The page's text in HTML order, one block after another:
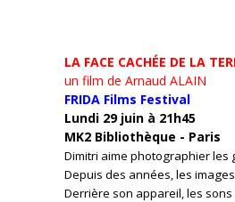
LA FACE CACHÉE DE LA
un film de Arnaud ALAIN
FRIDA Films Festival
Lundi 29 juin à 21h45
MK2 Bibliothèque - Paris
Dimitri aime photographier les
Depuis des années, les
Derrière son appareil, les